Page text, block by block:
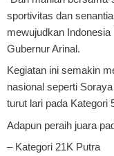
sportivitas dan
mewujudkan
Gubernur Arinal.
Kegiatan ini semakin
nasional seperti
turut lari pada Kategori
Adapun peraih juara
– Kategori 21K Putra